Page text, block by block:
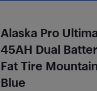
Alaska Pro
45AH Dual
Fat Tire
Blue